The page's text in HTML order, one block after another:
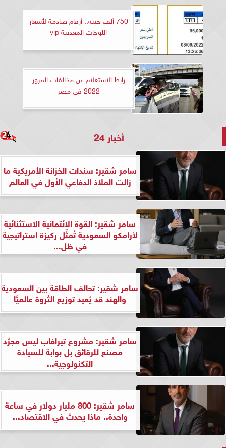
750 ألف جنيه.. أرقام صادمة لأسعار
اللوحات المعدنية vip
رابط الاستعلام عن مخالفات المرور
2022 فى مصر
أخبار 24
سامر شقير: سندات الخزانة الأمريكية ما
زالت الملاذ الدفاعي الأول في العالم
سامر شقير: القوة الائتمانية الاستثنائية
لأرامكو السعودية تُمثِّل ركيزة استراتيجية
في ظل...
سامر شقير: تحالف الطاقة بين السعودية
والهند قد يُعيد توزيع الثروة عالميًّا
سامر شقير: مشروع تيرافاب ليس مجرَّد
مصنع للرقائق بل بوابة للسيادة
التكنولوجية...
سامر شقير: 800 مليار دولار في ساعة
واحدة.. ماذا يحدث في الاقتصاد...